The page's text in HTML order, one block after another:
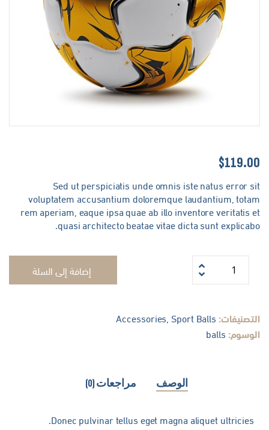
$
Sed ut perspiciatis unde omnis iste natus error
voluptatem accusantium doloremque laudantium,
rem aperiam, eaque ipsa quae ab illo inventore veritatis
quasi architecto beatae vitae dicta sunt
إضافة إلى السلة
Accessories,Sport Balls
balls
الوصف مراجعات (0)
Donec pulvinar tellus eget magna aliquet ultricies.